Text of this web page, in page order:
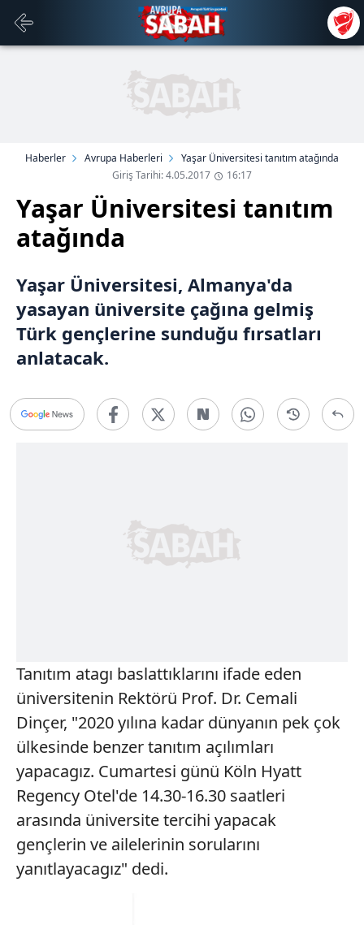
Haberler Avrupa Haberleri
Yaşar Üniversitesi tanıtım atağında
Giriş Tarihi: 4.05.2017
16:17
Yaşar Üniversitesi tanıtım
atağında
Yaşar Üniversitesi, Almanya'da
yasayan üniversite çağına gelmiş
Türk gençlerine sunduğu fırsatları
anlatacak.
Tanıtım atagı baslattıklarını ifade eden
üniversitenin Rektörü Prof. Dr. Cemali
Dinçer, "2020 yılına kadar dünyanın pek çok
ülkesinde benzer tanıtım açılımları
yapacagız. Cumartesi günü Köln Hyatt
Regency Otel'de 14.30-16.30 saatleri
arasında üniversite tercihi yapacak
gençlerin ve ailelerinin sorularını
yanıtlayacagız" dedi.